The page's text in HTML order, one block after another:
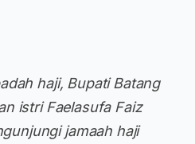
haji, Bupati Batang
istri Faelasufa Faiz
jamaah haji